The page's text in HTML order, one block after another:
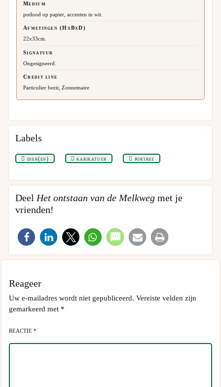
Medium
potlood op papier, accenten in wit.
Afmetingen (HxBxD)
22x33cm.
Signatuur
Ongesigneerd.
Credit line
Particulier bezit, Zonnemaire
Labels
dier(en) karikatuur portret
Deel Het ontstaan van de Melkweg met je
vrienden!
Reageer
Uw e-mailadres wordt niet gepubliceerd. Vereiste velden zijn
gemarkeerd met *
REACTIE *